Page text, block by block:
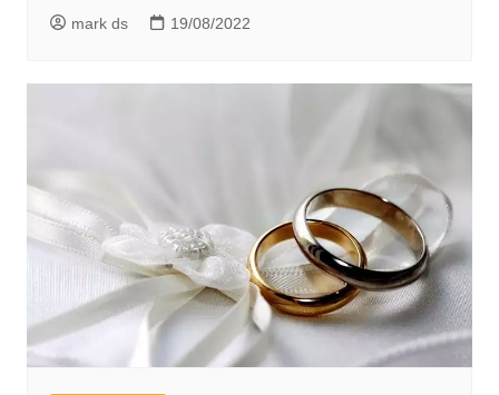
mark ds 19/08/2022